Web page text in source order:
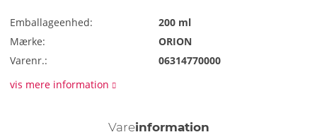
Emballageenhed:
200 ml
Mærke:
ORION
Varenr.:
06314770000
vis mere information
Vareinformation